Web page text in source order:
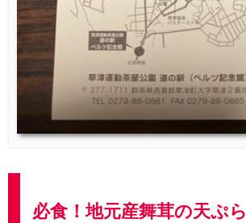
必食！地元産舞茸の天ぷら